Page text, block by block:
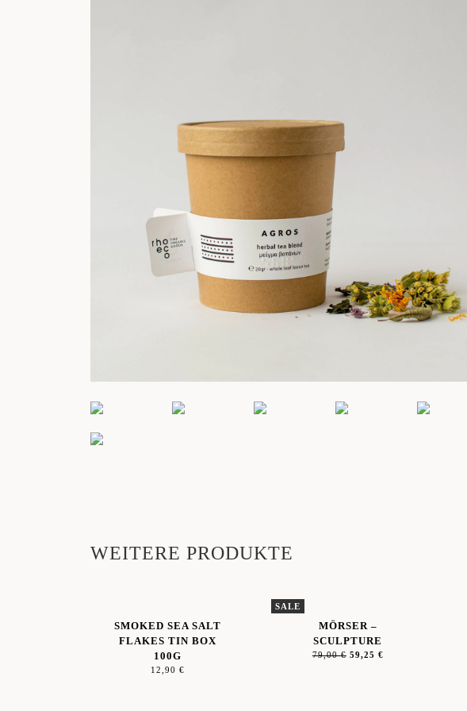
WEITERE PRODUKTE
SMOKED SEA SALT
FLAKES TIN BOX
100G
12,90 €
SALE
MÖRSER –
SCULPTURE
79,00€ 59,25 €